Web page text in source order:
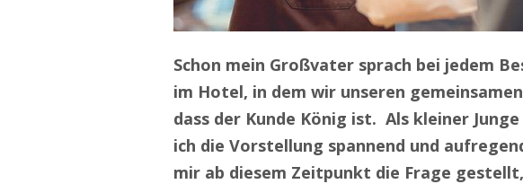
Schon mein Großvater sprach bei jedem
im Hotel, in dem wir unseren
dass der Kunde König ist. Als kleiner
ich die Vorstellung spannend und
mir ab diesem Zeitpunkt die Frage